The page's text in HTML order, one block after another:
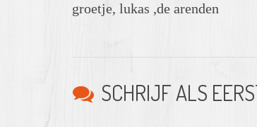
groetje, lukas ,de arenden
SCHRIJF ALS